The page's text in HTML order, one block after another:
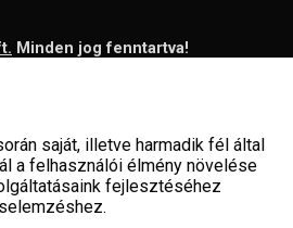
Minden jog fenntartva!
saját, illetve harmadik fél által
a felhasználói élmény növelése
fejlesztéséhez